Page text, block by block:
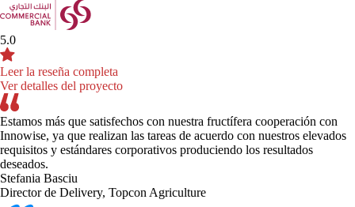
5.0
Leer la reseña completa
Ver detalles del proyecto
Estamos más que satisfechos con nuestra fructífera cooperación con
Innowise, ya que realizan las tareas de acuerdo con nuestros elevados
requisitos y estándares corporativos produciendo los resultados
deseados.
Stefania Basciu
Director de Delivery, Topcon Agriculture